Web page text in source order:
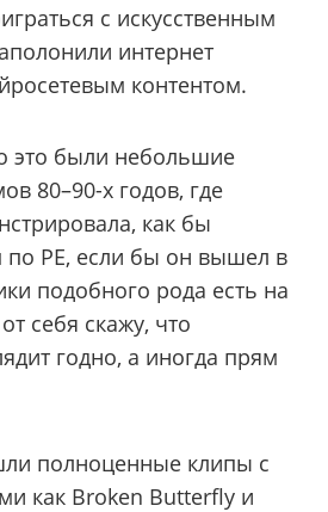
с искусственным
интернет
контентом.
это были небольшие
80–90-х годов, где
как бы
по РЕ, если бы он вышел в
подобного рода есть на
себя скажу, что
годно, а иногда прям
полноценные клипы с
как Broken Butterfly и